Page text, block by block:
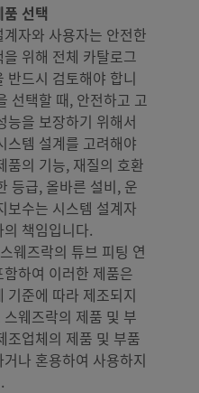
선택
계자와 사용자는 안전한
위해 전체 카탈로그
반드시 검토해야 합니
선택할 때, 안전하고 고
능을 보장하기 위해서
스템 설계를 고려해야
품의 기능, 재질의 호환
등급, 올바른 설비, 운
보수는 시스템 설계자
책임입니다.
스웨즈락의 튜브 피팅 연
함하여 이러한 제품은
기준에 따라 제조되지
웨즈락의 제품 및 부
조업체의 제품 및 부품
나 혼용하여 사용하지